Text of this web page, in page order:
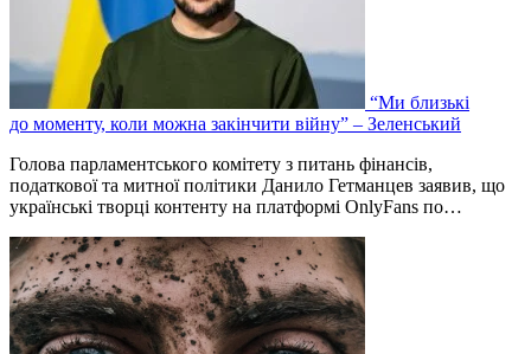
“Ми близькі
до моменту, коли можна закінчити війну” – Зеленський
Голова парламентського комітету з питань фінансів,
податкової та митної політики Данило Гетманцев заявив, що
українські творці контенту на платформі OnlyFans по…